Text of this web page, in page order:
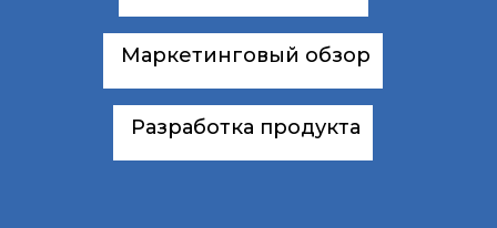
Маркетинговый обзор
Разработка продукта